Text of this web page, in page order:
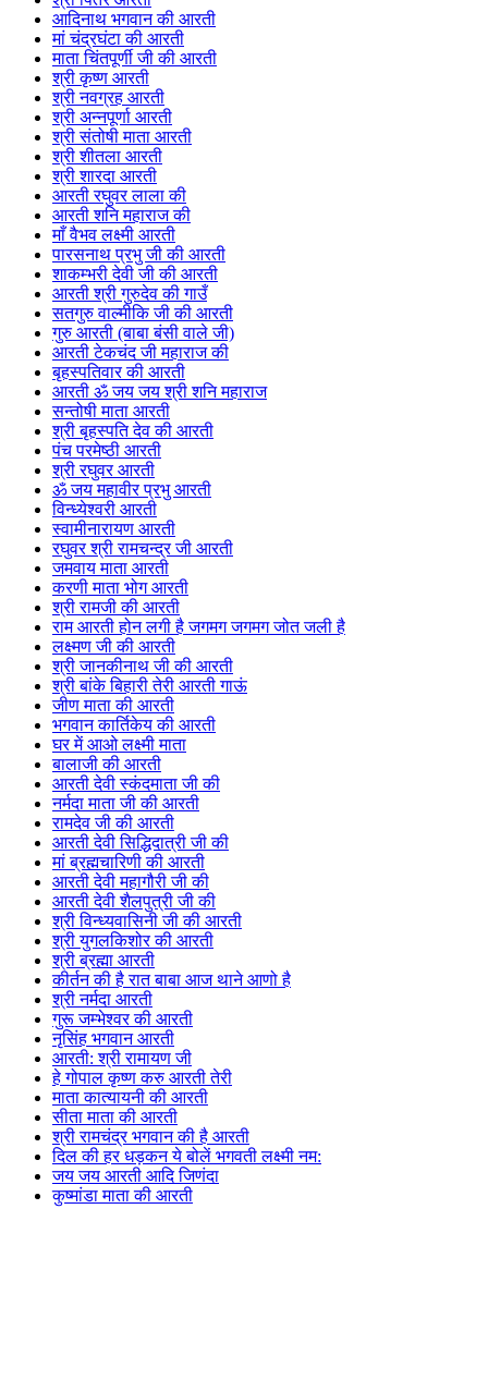
आदिनाथ भगवान की आरती
मां चंद्रघंटा की आरती
माता चिंतपूर्णी जी की आरती
श्री कृष्ण आरती
श्री नवग्रह आरती
श्री अन्नपूर्णा आरती
श्री संतोषी माता आरती
श्री शीतला आरती
श्री शारदा आरती
आरती रघुवर लाला की
आरती शनि महाराज की
माँ वैभव लक्ष्मी आरती
पारसनाथ प्रभु जी की आरती
शाकम्भरी देवी जी की आरती
आरती श्री गुरुदेव की गाउँ
सतगुरु वाल्मीकि जी की आरती
गुरु आरती (बाबा बंसी वाले जी)
आरती टेकचंद जी महाराज की
बृहस्पतिवार की आरती
आरती ॐ जय जय श्री शनि महाराज
सन्तोषी माता आरती
श्री बृहस्पति देव की आरती
पंच परमेष्ठी आरती
श्री रघुवर आरती
ॐ जय महावीर प्रभु आरती
विन्ध्येश्वरी आरती
स्वामीनारायण आरती
रघुवर श्री रामचन्द्र जी आरती
जमवाय माता आरती
करणी माता भोग आरती
श्री रामजी की आरती
राम आरती होन लगी है जगमग जगमग जोत जली है
लक्ष्मण जी की आरती
श्री जानकीनाथ जी की आरती
श्री बांके बिहारी तेरी आरती गाऊं
जीण माता की आरती
भगवान कार्तिकेय की आरती
घर में आओ लक्ष्मी माता
बालाजी की आरती
आरती देवी स्कंदमाता जी की
नर्मदा माता जी की आरती
रामदेव जी की आरती
आरती देवी सिद्धिदात्री जी की
मां ब्रह्मचारिणी की आरती
आरती देवी महागौरी जी की
आरती देवी शैलपुत्री जी की
श्री विन्ध्यवासिनी जी की आरती
श्री युगलकिशोर की आरती
श्री ब्रह्मा आरती
कीर्तन की है रात बाबा आज थाने आणो है
श्री नर्मदा आरती
गुरू जम्भेश्वर की आरती
नृसिंह भगवान आरती
आरती: श्री रामायण जी
हे गोपाल कृष्ण करु आरती तेरी
माता कात्यायनी की आरती
सीता माता की आरती
श्री रामचंद्र भगवान की है आरती
दिल की हर धड़कन ये बोलें भगवती लक्ष्मी नम:
जय जय आरती आदि जिणंदा
कुष्मांडा माता की आरती